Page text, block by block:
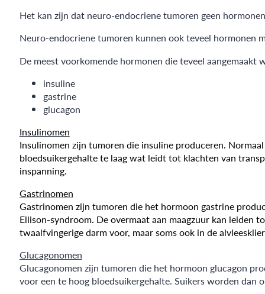
Het kan zijn dat neuro-endocriene tumoren geen
Neuro-endocriene tumoren kunnen ook teveel hormonen
De meest voorkomende hormonen die teveel aangemaakt
insuline
gastrine
glucagon
Insulinomen
Insulinomen zijn tumoren die insuline produceren.
bloedsuikergehalte te laag wat leidt tot klachten van
inspanning.
Gastrinomen
Gastrinomen zijn tumoren die het hormoon gastrine
Ellison-syndroom. De overmaat aan maagzuur kan leiden
twaalfvingerige darm voor, maar soms ook in de
Glucagonomen
Glucagonomen zijn tumoren die het hormoon glucagon
voor een te hoog bloedsuikergehalte. Suikers worden